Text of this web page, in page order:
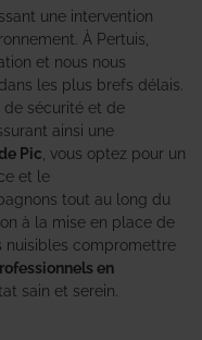
une intervention
À Pertuis,
et nous nous
les plus brefs délais.
de sécurité et de
ainsi une
Pic , vous optez pour un
et le
tout au long du
à la mise en place de
nuisibles compromettre
en
sain et serein.